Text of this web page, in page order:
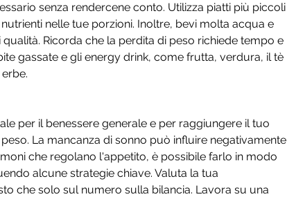
senza rendercene conto. Utilizza piatti più piccoli
nelle tue porzioni. Inoltre, bevi molta acqua e
Ricorda che la perdita di peso richiede tempo e
gassate e gli energy drink, come frutta, verdura, il tè
per il benessere generale e per raggiungere il tuo
La mancanza di sonno può influire negativamente
che regolano l'appetito, è possibile farlo in modo
alcune strategie chiave. Valuta la tua
che solo sul numero sulla bilancia. Lavora su una